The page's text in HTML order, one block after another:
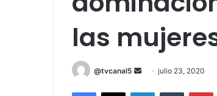
las
@tvcanal5
Sendjulio 23, 2020
Facebook
X LinkedInTumblr